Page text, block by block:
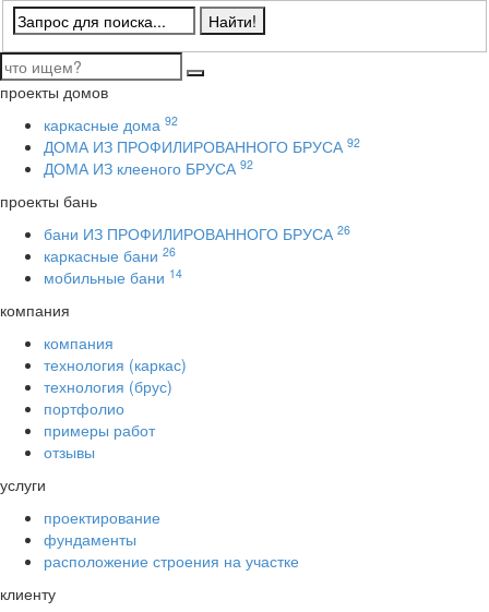
проекты домов
каркасные дома 92
ДОМА ИЗ ПРОФИЛИРОВАННОГО БРУСА 92
ДОМА ИЗ клееного БРУСА 92
проекты бань
бани ИЗ ПРОФИЛИРОВАННОГО БРУСА 26
каркасные бани 26
мобильные бани 14
компания
компания
технология (каркас)
технология (брус)
портфолио
примеры работ
отзывы
услуги
проектирование
фундаменты
расположение строения на участке
клиенту